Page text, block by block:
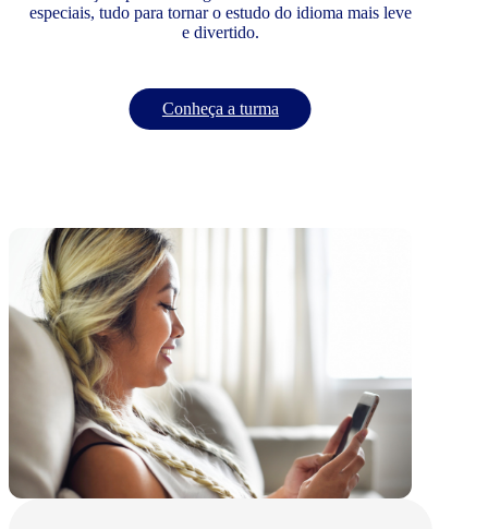
especiais, tudo para tornar o estudo do idioma mais leve
e divertido.
Conheça a turma